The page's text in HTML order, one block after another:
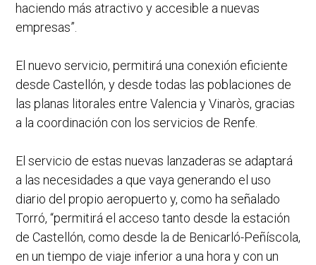
haciendo más atractivo y accesible a nuevas
empresas”.
El nuevo servicio, permitirá una conexión eficiente
desde Castellón, y desde todas las poblaciones de
las planas litorales entre Valencia y Vinaròs, gracias
a la coordinación con los servicios de Renfe.
El servicio de estas nuevas lanzaderas se adaptará
a las necesidades a que vaya generando el uso
diario del propio aeropuerto y, como ha señalado
Torró, “permitirá el acceso tanto desde la estación
de Castellón, como desde la de Benicarló-Peñíscola,
en un tiempo de viaje inferior a una hora y con un